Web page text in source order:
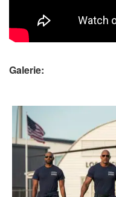
Galerie: